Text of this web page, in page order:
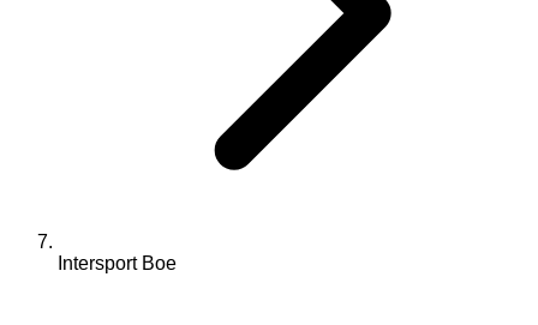
Intersport Boe